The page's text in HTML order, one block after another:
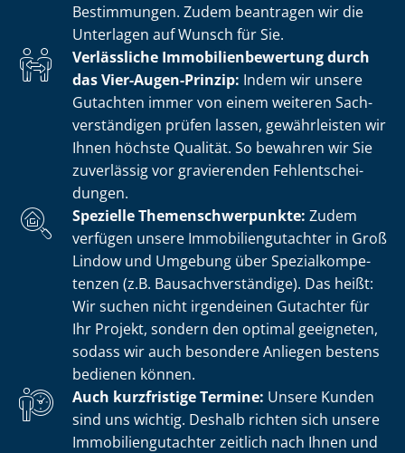
Bestimmungen. Zudem beantragen wir die
Unterlagen auf Wunsch für Sie.
Verlässliche Im­mo­bi­li­en­be­wer­tung durch
das Vier-Augen-Prinzip: Indem wir unsere
Gutachten immer von einem weiteren Sach­
ver­stän­di­gen prüfen lassen, gewährleisten wir
Ihnen höchste Qualität. So bewahren wir Sie
zuverlässig vor gravierenden Fehl­ent­schei­
dun­gen.
Spezielle The­men­schwer­punk­te: Zudem
verfügen unsere Im­mo­bi­li­en­gut­ach­ter in Groß
Lindow und Umgebung über Spe­zi­al­kom­pe­
ten­zen (z.B. Bau­sach­ver­stän­di­ge). Das heißt:
Wir suchen nicht irgendeinen Gutachter für
Ihr Projekt, sondern den optimal geeigneten,
sodass wir auch besondere Anliegen bestens
bedienen können.
Auch kurzfristige Termine: Unsere Kunden
sind uns wichtig. Deshalb richten sich unsere
Im­mo­bi­li­en­gut­ach­ter zeitlich nach Ihnen und